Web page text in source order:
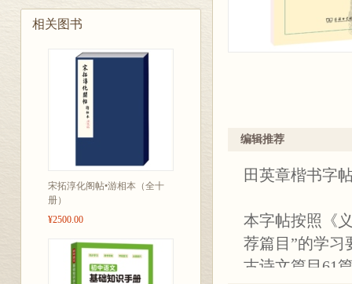
相关图书
宋拓淳化阁帖•游相本（全十
册）
¥2500.00
编辑推荐
田英章楷书字
本字帖按照《
荐篇目”的学习
古诗文篇目61